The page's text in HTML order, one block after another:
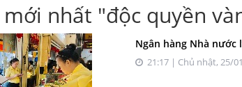
nhất "độc quyền
Ngân hàng Nhà nước
21:17 | Chủ nhật, 25/